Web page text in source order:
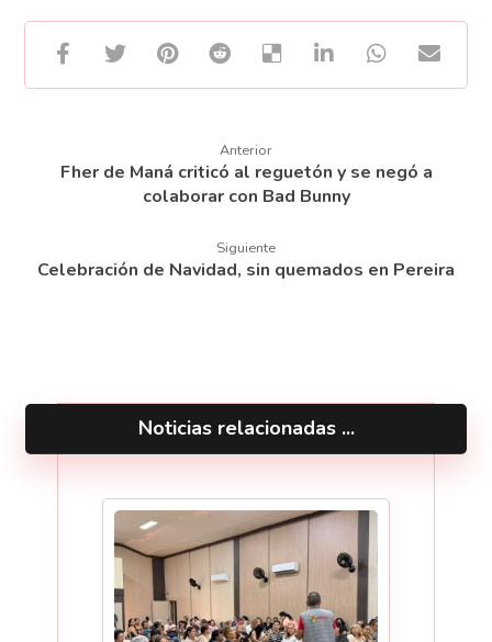
Anterior
Fher de Maná criticó al reguetón y se negó a
colaborar con Bad Bunny
Siguiente
Celebración de Navidad, sin quemados en Pereira
Noticias relacionadas ...